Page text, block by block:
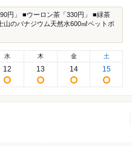
円」 ■ウーロン茶「330円」 ■緑茶
山のバナジウム天然水600㎖ペットボ
水
12
木
13
金
14
土
15